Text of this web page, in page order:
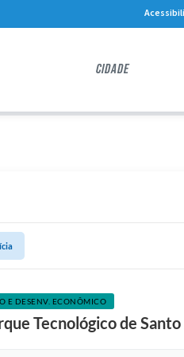
CIDADE
E DESENV. ECONÔMICO
Tecnológico de